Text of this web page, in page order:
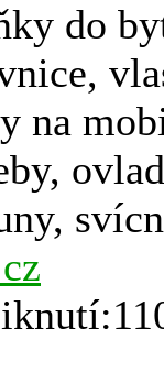
do
na